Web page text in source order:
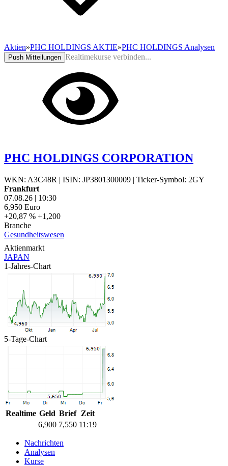
Aktien»PHC HOLDINGS AKTIE»PHC HOLDINGS Analysen
Push Mitteilungen Realtimekurse verbinden...
PHC HOLDINGS CORPORATION
WKN: A3C48R | ISIN: JP3801300009 | Ticker-Symbol: 2GY
Frankfurt
07.08.26 | 10:30
6,950 Euro
+20,87 % +1,200
Branche
Gesundheitswesen
Aktienmarkt
JAPAN
1-Jahres-Chart
5-Tage-Chart
Realtime Geld Brief Zeit
6,900 7,550 11:19
Nachrichten
Analysen
Kurse